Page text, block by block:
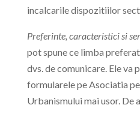
incalcarile dispozitiilor
Preferinte, caracteristici si
pot spune ce limba
dvs. de comunicare. Ele va
formularele pe Asociatia
Urbanismului mai usor. De